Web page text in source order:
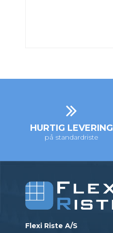
HURTIG LEVERING
på standardriste
Flexi Riste A/S